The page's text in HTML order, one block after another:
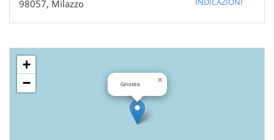
98057, Milazzo
Ginostra ×
+
−